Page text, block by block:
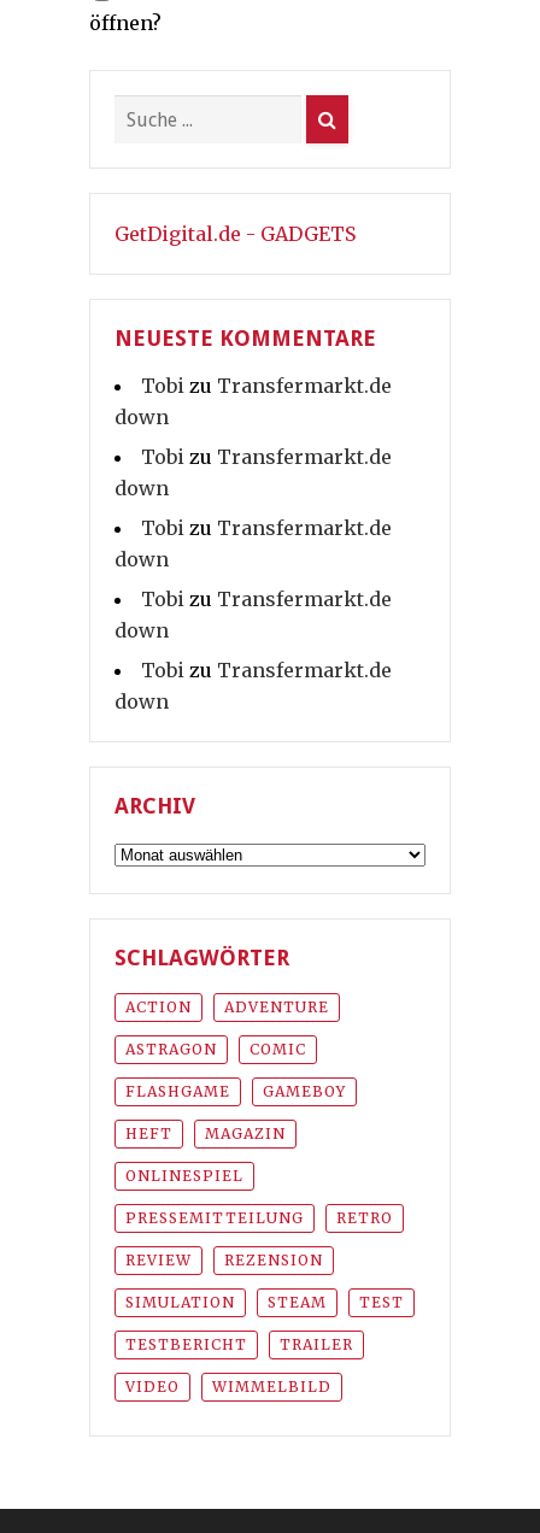
öffnen?
GetDigital.de - GADGETS
NEUESTE KOMMENTARE
Tobi zu Transfermarkt.de
down
Tobi zu Transfermarkt.de
down
Tobi zu Transfermarkt.de
down
Tobi zu Transfermarkt.de
down
Tobi zu Transfermarkt.de
down
ARCHIV
Archiv
SCHLAGWÖRTER
ACTION ADVENTURE
ASTRAGON COMIC
FLASHGAME GAMEBOY
HEFT MAGAZIN
ONLINESPIEL
PRESSEMITTEILUNG RETRO
REVIEW REZENSION
SIMULATION STEAM TEST
TESTBERICHT TRAILER
VIDEO WIMMELBILD